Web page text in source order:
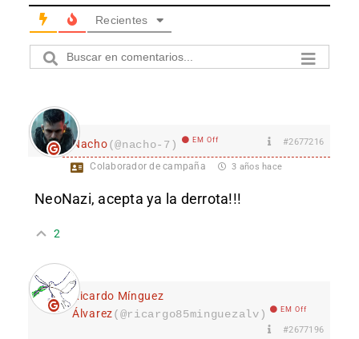
Recientes
Nacho(@nacho-7) EM Off #2677216
Colaborador de campaña 3 años hace
NeoNazi, acepta ya la derrota!!!
2
Ricardo Mínguez
Álvarez(@ricargo85minguezalv) EM Off
#2677196